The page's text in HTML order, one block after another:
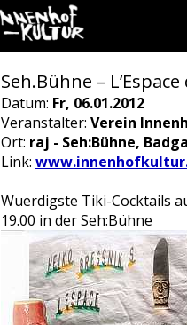
Seh.Bühne –
Datum: Fr, 06.01.2012
Veranstalter: Verein
Ort: raj - Seh:Bühne,
Link:
Wuerdigste Tiki-Cocktails
19.00 in der Seh:Bühne